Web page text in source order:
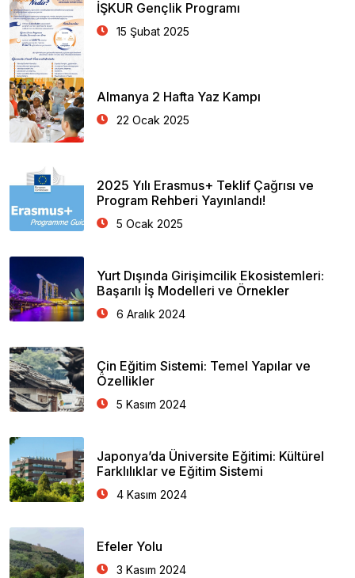
İŞKUR Gençlik Programı
15 Şubat 2025
Almanya 2 Hafta Yaz Kampı
22 Ocak 2025
2025 Yılı Erasmus+ Teklif Çağrısı ve
Program Rehberi Yayınlandı!
5 Ocak 2025
Yurt Dışında Girişimcilik Ekosistemleri:
Başarılı İş Modelleri ve Örnekler
6 Aralık 2024
Çin Eğitim Sistemi: Temel Yapılar ve
Özellikler
5 Kasım 2024
Japonya’da Üniversite Eğitimi: Kültürel
Farklılıklar ve Eğitim Sistemi
4 Kasım 2024
Efeler Yolu
3 Kasım 2024